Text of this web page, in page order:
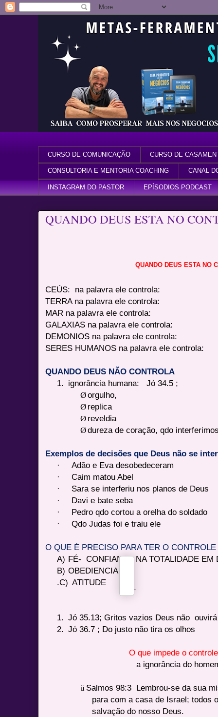
CURSO DE COMUNICAÇÃO CURSO DE
CONSULTORIA E MENTORIA COACHING CANAL
INSTAGRAM DO PASTOR EPÍSODIOS PODCAST
QUANDO DEUS ESTA NO
QUANDO DEUS ESTA NO
CEÚS: na palavra ele controla:
TERRA na palavra ele controla:
MAR na palavra ele controla:
GALAXIAS na palavra ele controla:
DEMONIOS na palavra ele controla:
SERES HUMANOS na palavra ele controla:
QUANDO DEUS NÃO CONTROLA
1. ignorância humana:
Jó 34.5 ;
Øorgulho,
Ø replica
Ø reveldia
Ødureza de coração, qdo
Exemplos de decisões que Deus não se
·
Adão e Eva desobedeceram
·
Caim matou Abel
·
Sara se interferiu nos planos de Deus
·
Davi e bate seba
·
Pedro qdo cortou a orelha do soldado
·
Qdo Judas foi e traiu ele
O QUE É PRECISO PARA TER O
A)
-
FÉ- CONFIANÇA NA TOTALIDADE EM
B) OBEDIENCIA
.C) ATITUDE
1. Jó 35.13; Gritos vazios Deus não ouvirá
2. Jó 36.7 ; Do justo não tira os olhos
O que impede o
a ignorância do
ü Salmos 98:3 Lembrou-se da sua
para com a casa de Israel; todos
salvação do nosso Deus.